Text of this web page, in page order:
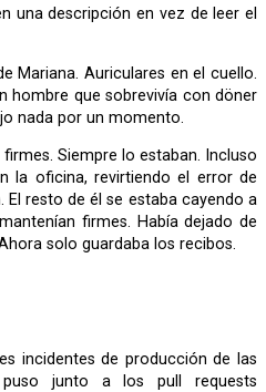
una descripción en vez de leer el
hombre que sobrevivía con döner
nada por un momento.
la oficina, revirtiendo el error de
resto de él se estaba cayendo a
firmes. Había dejado de
solo guardaba los recibos.
junto a los pull requests